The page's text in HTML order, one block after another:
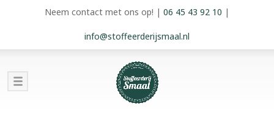
Neem contact met ons op! | 06 45 43 92 10 |
info@stoffeerderijsmaal.nl